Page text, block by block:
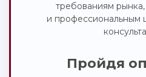
требованиям
и профессиональным
Пройдя